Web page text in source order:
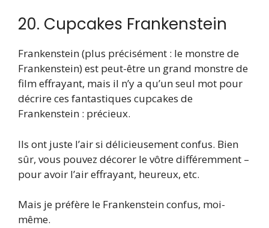
20. Cupcakes Frankenstein
Frankenstein (plus précisément : le monstre de
Frankenstein) est peut-être un grand monstre de
film effrayant, mais il n’y a qu’un seul mot pour
décrire ces fantastiques cupcakes de
Frankenstein : précieux.
Ils ont juste l’air si délicieusement confus. Bien
sûr, vous pouvez décorer le vôtre différemment –
pour avoir l’air effrayant, heureux, etc.
Mais je préfère le Frankenstein confus, moi-
même.